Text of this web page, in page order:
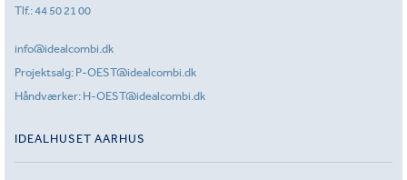
Tlf.:44 50 21 00
info@idealcombi.dk
Projektsalg: P-OEST@idealcombi.dk
Håndværker: H-OEST@idealcombi.dk
IDEALHUSET AARHUS